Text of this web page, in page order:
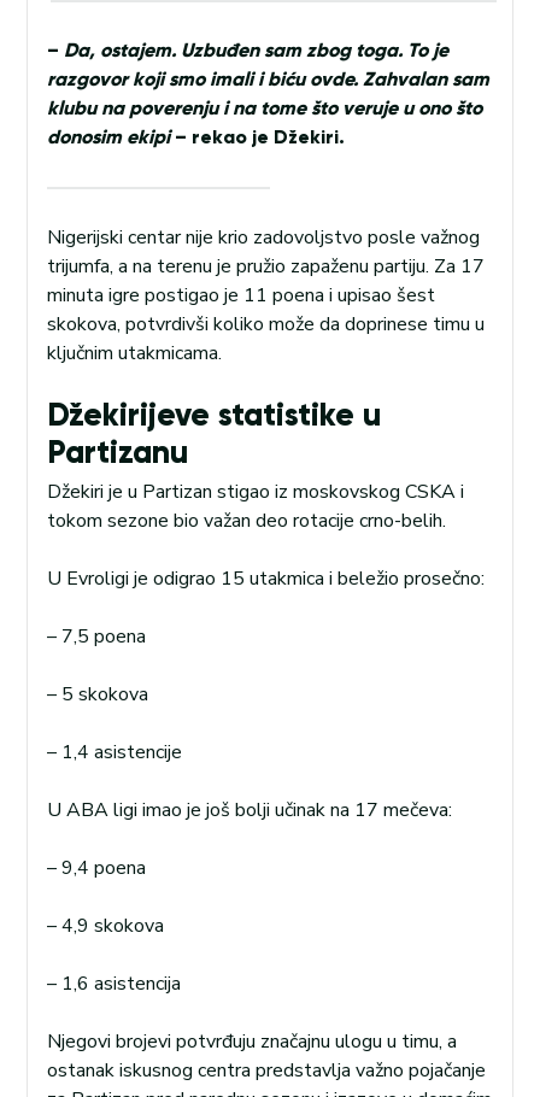
– Da, ostajem. Uzbuđen sam zbog toga. To je
razgovor koji smo imali i biću ovde. Zahvalan sam
klubu na poverenju i na tome što veruje u ono što
donosim ekipi– rekao je Džekiri.
Nigerijski centar nije krio zadovoljstvo posle važnog
trijumfa, a na terenu je pružio zapaženu partiju. Za 17
minuta igre postigao je 11 poena i upisao šest
skokova, potvrdivši koliko može da doprinese timu u
ključnim utakmicama.
Džekirijeve statistike u
Partizanu
Džekiri je u Partizan stigao iz moskovskog CSKA i
tokom sezone bio važan deo rotacije crno-belih.
U Evroligi je odigrao 15 utakmica i beležio prosečno:
– 7,5 poena
– 5 skokova
– 1,4 asistencije
U ABA ligi imao je još bolji učinak na 17 mečeva:
– 9,4 poena
– 4,9 skokova
– 1,6 asistencija
Njegovi brojevi potvrđuju značajnu ulogu u timu, a
ostanak iskusnog centra predstavlja važno pojačanje